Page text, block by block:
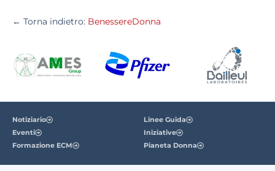
← Torna indietro: BenessereDonna
Notiziario
Eventi
Formazione ECM
Linee Guida
Iniziative
Pianeta Donna